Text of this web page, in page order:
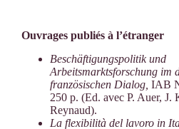
Ouvrages publiés à l’étranger
Beschäftigungspolitik und
Arbeitsmarktsforschung im
französischen Dialog, IAB
250 p. (Ed. avec P. Auer, J.
Reynaud).
La flexibilità del lavoro in